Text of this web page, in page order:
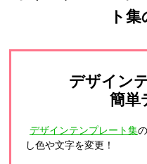
ト
デザイン
簡単
デザインテンプレート集
し色や文字を変更！